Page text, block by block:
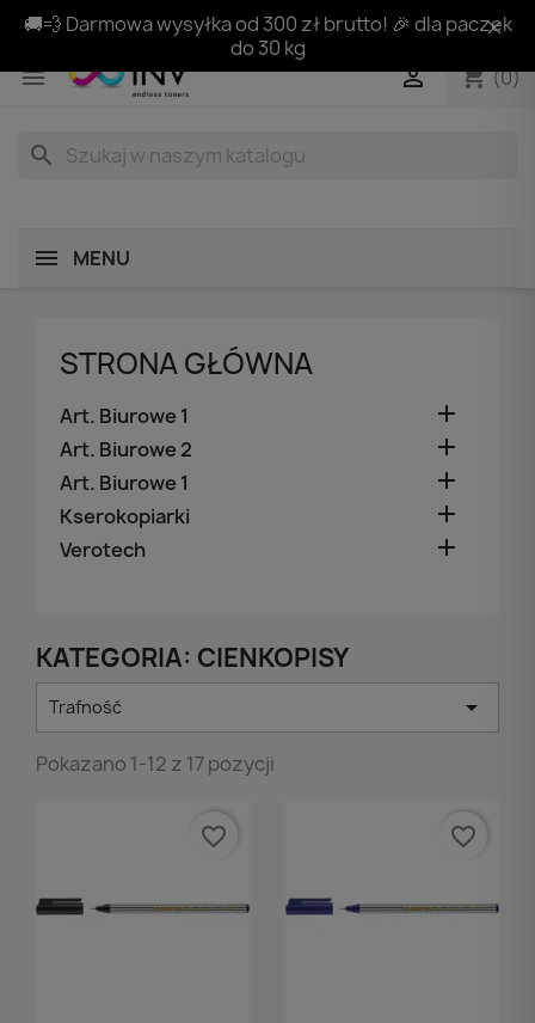
🚚💨 Darmowa wysyłka od 300 zł brutto! 🎉 dla paczek
do 30 kg
 shopping_cart(0)

search
MENU
STRONA GŁÓWNA
Art. Biurowe 1 
Art. Biurowe 2 
Art. Biurowe 1 
Kserokopiarki 
Verotech 
KATEGORIA: CIENKOPISY
Trafność 
Pokazano 1-12 z 17 pozycji
favorite_border favorite_border